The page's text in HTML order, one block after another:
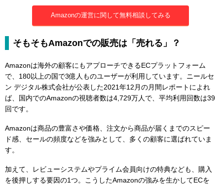
Amazonの運営に関して無料相談してみる
そもそもAmazonでの販売は「売れる」？
Amazonは海外の顧客にもアプローチできるECプラットフォーム
で、180以上の国で3億人ものユーザーが利用しています。ニールセ
ン デジタル株式会社が公表した2021年12月の月間レポートによれ
ば、国内でのAmazonの視聴者数は4,729万人で、平均利用回数は39
回です。
Amazonは商品の豊富さや価格、注文から商品が届くまでのスピー
ド感、セールの頻度などを強みとして、多くの顧客に選ばれていま
す。
加えて、レビューシステムやプライム会員向けの特典なども、購入
を後押しする要因の1つ。こうしたAmazonの強みを生かしてECを